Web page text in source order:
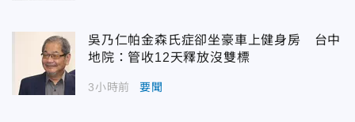
吳乃仁帕金森氏症卻坐豪車上健身房 台中
地院：管收12天釋放沒雙標
3小時前 要聞